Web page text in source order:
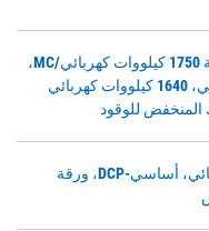
3516، بتردد 60 هرتز، طاقة احتياطية 1750 كيلووات كهربائي/MC،
طاقة أساسية 1600 كيلووات كهربائي، 1640 كيلووات كهربائي
المنخفض للوقود
3516، 50 هرتز، 1600 كيلووات كهربائي، أساسي-DCP، ورقة